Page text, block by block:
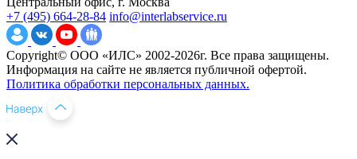
+7 (495) 664-28-84 info@interlabservice.ru
Copyright© ООО «ИЛС» 2002-2026г. Все права защищены.
Информация на сайте не является публичной офертой.
Политика обработки персональных данных.